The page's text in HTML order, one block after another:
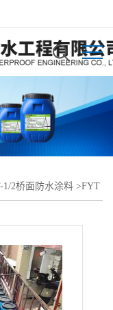
1/2桥面防水涂料 >FYT